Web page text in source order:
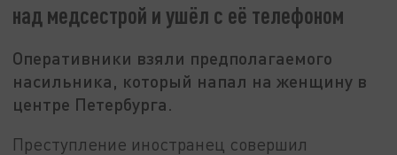
над медсестрой и ушёл с её телефоном
Оперативники взяли предполагаемого
насильника, который напал на женщину в
центре Петербурга.
Преступление иностранец совершил